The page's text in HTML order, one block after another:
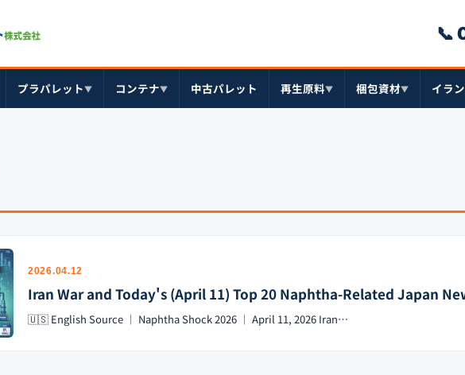
📞
プラパレット▼ コンテナ▼ 中古パレット 再生原料▼ 梱包資材▼ イラ
2026.04.12
Iran War and Today's (April 11) Top 20 Naphtha-Related Japan
🇺🇸 English Source ｜ Naphtha Shock 2026 ｜ April 11, 2026 Iran…